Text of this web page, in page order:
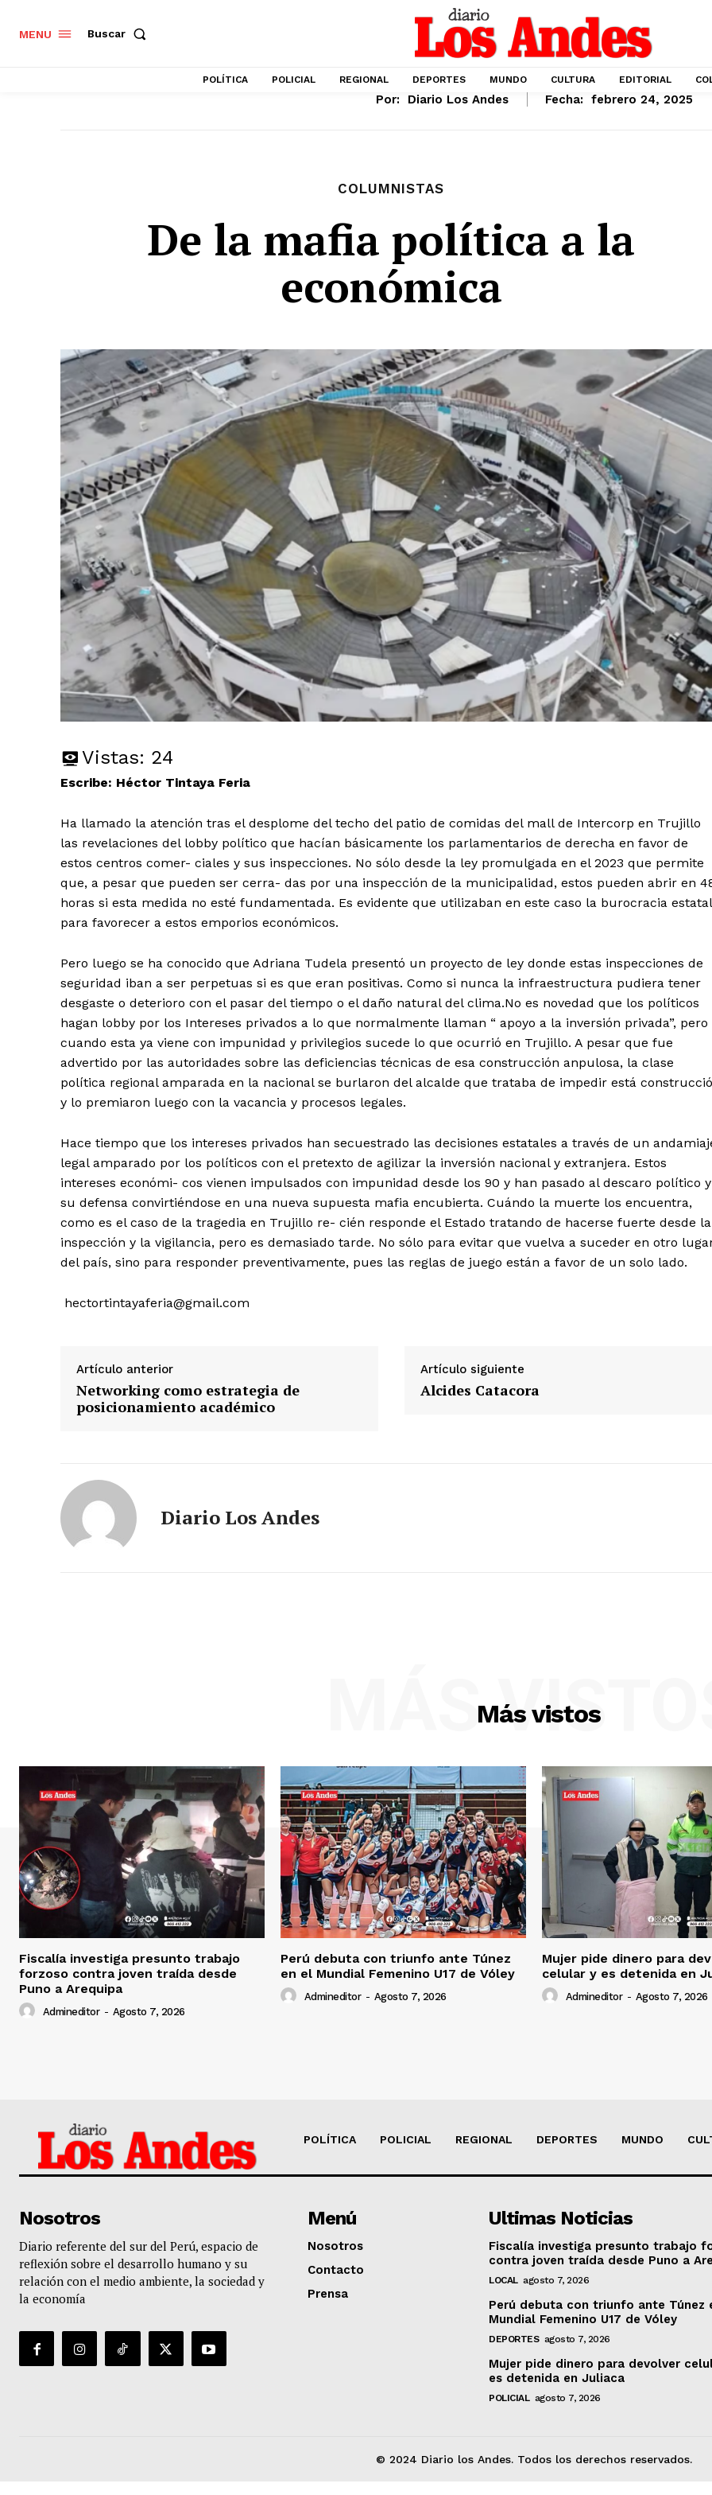
Diario los Andes
Nosotros
MENU Buscar
POLÍTICA POLICIAL REGIONAL DEPORTES MUNDO CULTURA EDITORIAL
Por: Diario Los Andes Fecha: febrero 24, 2025
COLUMNISTAS
De la mafia política a la
económica
Vistas: 24
Escribe: Héctor Tintaya Feria
Ha llamado la atención tras el desplome del techo del patio de comidas del mall de Intercorp en Trujillo
las revelaciones del lobby político que hacían básicamente los parlamentarios de derecha en favor de
estos centros comer- ciales y sus inspecciones. No sólo desde la ley promulgada en el 2023 que permite
que, a pesar que pueden ser cerra- das por una inspección de la municipalidad, estos pueden abrir en
horas si esta medida no esté fundamentada. Es evidente que utilizaban en este caso la burocracia estatal
para favorecer a estos emporios económicos.
Pero luego se ha conocido que Adriana Tudela presentó un proyecto de ley donde estas inspecciones de
seguridad iban a ser perpetuas si es que eran positivas. Como si nunca la infraestructura pudiera tener
desgaste o deterioro con el pasar del tiempo o el daño natural del clima.No es novedad que los políticos
hagan lobby por los Intereses privados a lo que normalmente llaman “ apoyo a la inversión privada”, pero
cuando esta ya viene con impunidad y privilegios sucede lo que ocurrió en Trujillo. A pesar que fue
advertido por las autoridades sobre las deficiencias técnicas de esa construcción anpulosa, la clase
política regional amparada en la nacional se burlaron del alcalde que trataba de impedir está
y lo premiaron luego con la vacancia y procesos legales.
Hace tiempo que los intereses privados han secuestrado las decisiones estatales a través de un
legal amparado por los políticos con el pretexto de agilizar la inversión nacional y extranjera. Estos
intereses económi- cos vienen impulsados con impunidad desde los 90 y han pasado al descaro político y
su defensa convirtiéndose en una nueva supuesta mafia encubierta. Cuándo la muerte los encuentra,
como es el caso de la tragedia en Trujillo re- cién responde el Estado tratando de hacerse fuerte desde la
inspección y la vigilancia, pero es demasiado tarde. No sólo para evitar que vuelva a suceder en otro
del país, sino para responder preventivamente, pues las reglas de juego están a favor de un solo lado.
hectortintayaferia@gmail.com
Artículo anterior
Networking como estrategia de
posicionamiento académico
Artículo siguiente
Alcides Catacora
Diario Los Andes
Más vistos
MÁS
Fiscalía investiga presunto trabajo
forzoso contra joven traída desde
Puno a Arequipa
Admineditor - Agosto 7, 2026
Perú debuta con triunfo ante Túnez
en el Mundial Femenino U17 de Vóley
Admineditor - Agosto 7, 2026
Mujer pide dinero para
celular y es detenida en
Admineditor - Agosto 7, 2026
POLÍTICA POLICIAL REGIONAL DEPORTES MUNDO
Nosotros
Diario referente del sur del Perú, espacio de
reflexión sobre el desarrollo humano y su
relación con el medio ambiente, la sociedad y
la economía
Menú
Nosotros
Contacto
Prensa
Ultimas Noticias
Fiscalía investiga presunto trabajo
contra joven traída desde Puno a
LOCAL agosto 7, 2026
Perú debuta con triunfo ante Túnez
Mundial Femenino U17 de Vóley
DEPORTES agosto 7, 2026
Mujer pide dinero para devolver
es detenida en Juliaca
POLICIAL agosto 7, 2026
© 2024 Diario los Andes. Todos los derechos reservados.